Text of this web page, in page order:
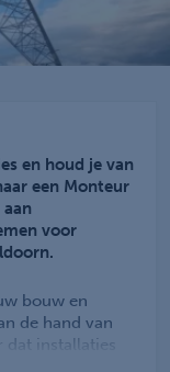
en houd je van
een Monteur
voor
bouw en
de hand van
installaties